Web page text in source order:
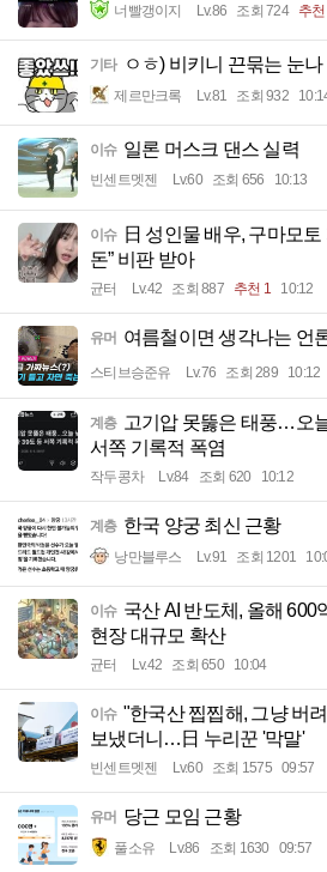
너빨갱이지 Lv.86 조회 724 추천
기타 ㅇㅎ) 비키니 끈묶는 눈나
제르만크록 Lv.81 조회 932
이슈 일론 머스크 댄스 실력
빈센트멧젠 Lv.60 조회 656 10:13
이슈
日 성인물 배우, 구마모토
돈” 비판 받아
균터 Lv.42 조회 887 추천 1 10:12
유머 여름철이면 생각나는 언
스티브승준유 Lv.76 조회 289 10:12
계층 고기압 못뚫은 태풍…오
서쪽 기록적 폭염
작두콩차 Lv.84 조회 620 10:12
계층 한국 양궁 최신 근황
낭만블루스 Lv.91 조회 1201
이슈 국산 AI 반도체, 올해 600
현장 대규모 확산
균터 Lv.42 조회 650 10:04
이슈 "한국산 찝찝해, 그냥 버
보냈더니…日 누리꾼 '막말'
빈센트멧젠 Lv.60 조회 1575 09:57
유머 당근 모임 근황
풀소유 Lv.86 조회 1630 09:57